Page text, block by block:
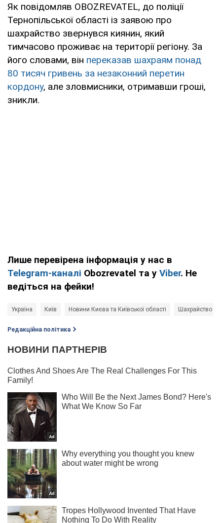
Як повідомляв OBOZREVATEL, до поліції
Тернопільської області із заявою про
шахрайство звернувся киянин, який
тимчасово проживає на території регіону. За
його словами, він переказав шахраям понад
80 тисяч гривень за незаконний перетин
кордону, але зловмисники, отримавши гроші,
зникли.
Лише перевірена інформація у нас в
Telegram-каналі Obozrevatel та у Viber. Не
ведіться на фейки!
Україна Київ Новини Києва та Київської області Шахрайство
Редакційна політика